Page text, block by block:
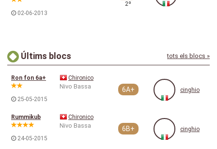
02-06-2013
2º
Últims blocs tots els blocs »
Ron fon 6a+
25-05-2015
Chironico
Nivo Bassa 6A+ cinghio
Rummikub
24-05-2015
Chironico
Nivo Bassa 6B+ cinghio